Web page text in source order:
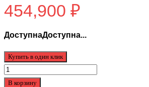
454,900 ₽
ДоступнаДоступна...
Купить в один клик
Количество
товара
В корзину